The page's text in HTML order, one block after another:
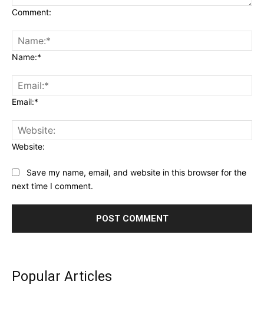
Comment:
Name:*
Email:*
Website:
Save my name, email, and website in this browser for the
next time I comment.
Popular Articles